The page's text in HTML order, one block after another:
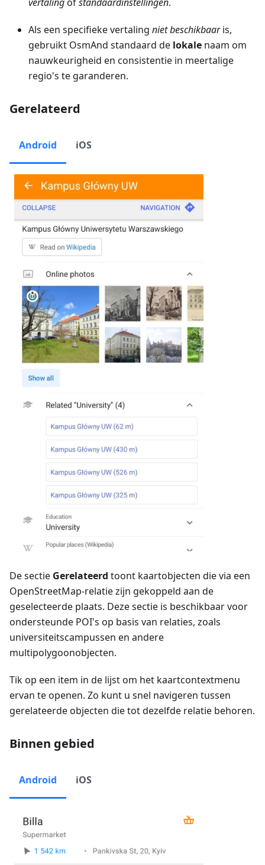
vertalingofstandaardinstellingen.
Als een specifieke vertaling niet beschikbaaris,
gebruikt OsmAnd standaard de lokale naam om
nauwkeurigheid en consistentie in meertalige
regio's te garanderen.
Gerelateerd
Android iOS
De sectie Gerelateerd toont kaartobjecten die via een
OpenStreetMap-relatie zijn gekoppeld aan de
geselecteerde plaats. Deze sectie is beschikbaar voor
ondersteunde POI's op basis van relaties, zoals
universiteitscampussen en andere
multipolygoonobjecten.
Tik op een item in de lijst om het kaartcontextmenu
ervan te openen. Zo kunt u snel navigeren tussen
gerelateerde objecten die tot dezelfde relatie behoren.
Binnen gebied
Android iOS